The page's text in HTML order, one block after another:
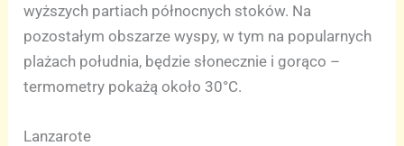
wyższych partiach północnych stoków. Na
pozostałym obszarze wyspy, w tym na popularnych
plażach południa, będzie słonecznie i gorąco –
termometry pokażą około 30°C.
Lanzarote